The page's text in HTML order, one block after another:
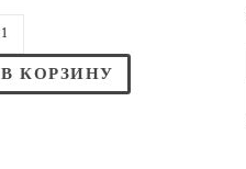
В КОРЗИНУ